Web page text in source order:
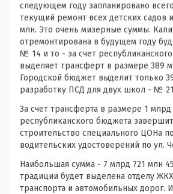
следующем году запланировано
текущий ремонт всех детских садов
млн. Это очень мизерные суммы.
отремонтирована в будущем году
№ 14 и то - за счет
выделяет трансферт в размере 389
Городской бюджет выделит только
разработку ПСД для двух школ - №
За счет трансферта в размере 1 млрд
республиканского бюджета
строительство специального ЦОНа
водительских удостоверений по ул.
Наибольшая сумма - 7 млрд 721 млн
традиции будет выделена отделу
транспорта и автомобильных дорог.